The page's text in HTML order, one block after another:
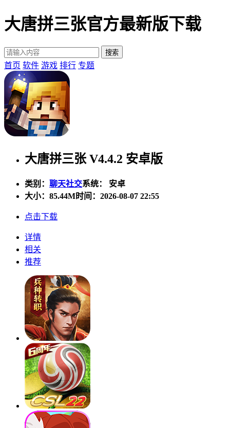
大唐拼三张官方最新版下载
首页 软件 游戏 排行 专题
大唐拼三张 V4.4.2 安卓版
类别： 聊天社交系统： 安卓
大小： 85.44M时间：2026-08-07 22:55
点击下载
详情
相关
推荐